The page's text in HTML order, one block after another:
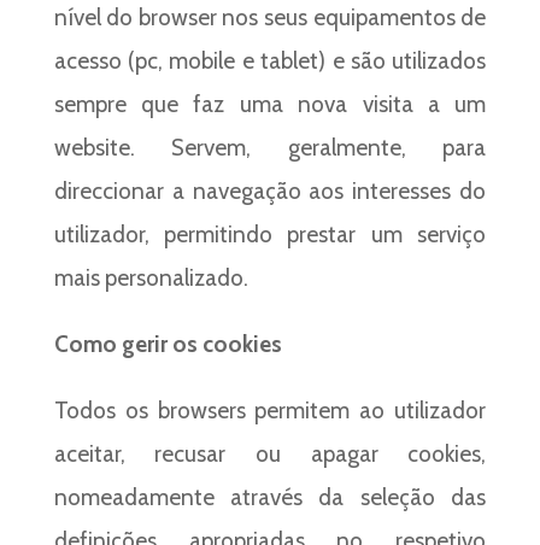
nível do browser nos seus equipamentos de
acesso (pc, mobile e tablet) e são utilizados
sempre que faz uma nova visita a um
website. Servem, geralmente, para
direccionar a navegação aos interesses do
utilizador, permitindo prestar um serviço
mais personalizado.
Como gerir os cookies
Todos os browsers permitem ao utilizador
aceitar, recusar ou apagar cookies,
nomeadamente através da seleção das